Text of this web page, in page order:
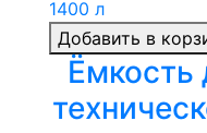
Добавить в
Ёмкость